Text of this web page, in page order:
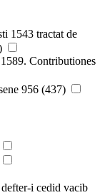
1543 tractat de
Contributiones
956 (437)
i cedid vacib